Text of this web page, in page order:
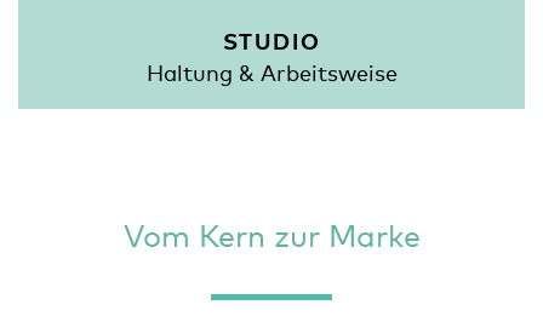
STUDIO
Haltung & Arbeitsweise
Vom Kern zur Marke